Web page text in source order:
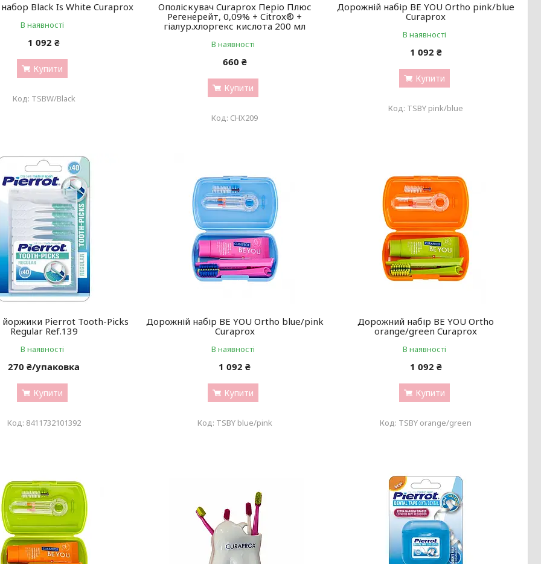
Black Is White Curaprox
В наявності
1 092 ₴
Купити
TSBW/Black
Ополіскувач Curaprox Періо Плюс
Регенерейт, 0,09% + Citrox® +
гіалур.хлоргекс кислота 200 мл
В наявності
660 ₴
Купити
CHX209
Дорожній набір BE YOU Ortho pink/blue
Curaprox
В наявності
1 092 ₴
Купити
TSBY pink/blue
йоржики Pierrot Tooth-Picks
Regular Ref.139
В наявності
270 ₴/упаковка
Купити
8411732101392
Дорожній набір BE YOU Ortho blue/pink
Curaprox
В наявності
1 092 ₴
Купити
TSBY blue/pink
Дорожний набір BE YOU Ortho
orange/green Curaprox
В наявності
1 092 ₴
Купити
TSBY orange/green